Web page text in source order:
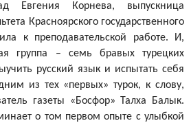
Евгения Корнева, выпускница
Красноярского государственного
к преподавательской работе. И,
группа – семь бравых турецких
русский язык и испытать себя
из тех «первых» турок, к слову,
газеты «Босфор» Талха Балык.
о том первом опыте с улыбкой